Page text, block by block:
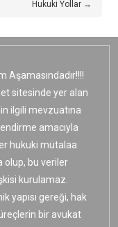
Hukuki Yollar →
Aşamasındadır!!!!
sitesinde yer alan
ilgili mevzuatına
amacıyla
hukuki mütalaa
olup, bu veriler
kurulamaz.
yapısı gereği, hak
bir avukat